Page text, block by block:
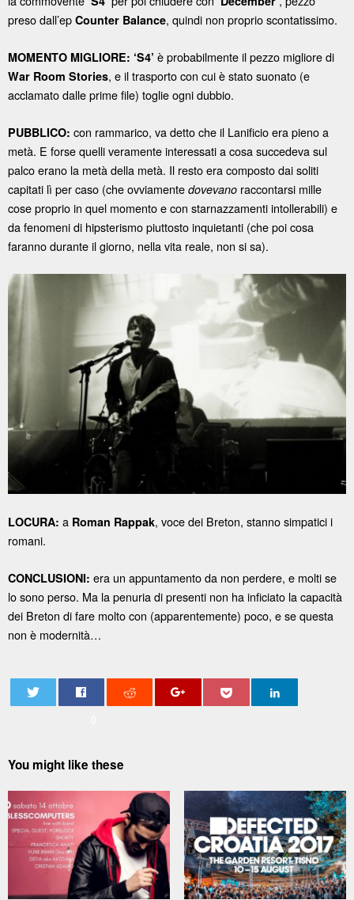
preso dall’ep Counter Balance, quindi non proprio scontatissimo.
MOMENTO MIGLIORE: ‘S4’ è probabilmente il pezzo migliore di
War Room Stories, e il trasporto con cui è stato suonato (e
acclamato dalle prime file) toglie ogni dubbio.
PUBBLICO: con rammarico, va detto che il Lanificio era pieno a
metà. E forse quelli veramente interessati a cosa succedeva sul
palco erano la metà della metà. Il resto era composto dai soliti
capitati lì per caso (che ovviamente dovevano raccontarsi mille
cose proprio in quel momento e con starnazzamenti intollerabili) e
da fenomeni di hipsterismo piuttosto inquietanti (che poi cosa
faranno durante il giorno, nella vita reale, non si sa).
LOCURA: a Roman Rappak, voce dei Breton, stanno simpatici i
romani.
CONCLUSIONI: era un appuntamento da non perdere, e molti se
lo sono perso. Ma la penuria di presenti non ha inficiato la capacità
dei Breton di fare molto con (apparentemente) poco, e se questa
non è modernità…
You might like these